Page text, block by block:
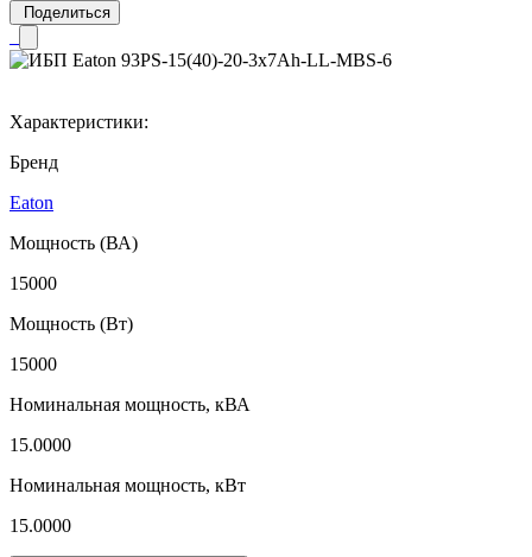
Поделиться
Характеристики:
Бренд
Eaton
Мощность (ВА)
15000
Мощность (Вт)
15000
Номинальная мощность, кВА
15.0000
Номинальная мощность, кВт
15.0000